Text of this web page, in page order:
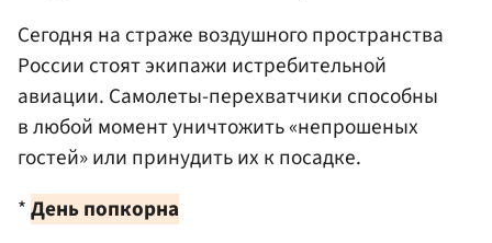
Сегодня на страже воздушного пространства
России стоят экипажи истребительной
авиации. Самолеты-перехватчики способны
в любой момент уничтожить «непрошеных
гостей» или принудить их к посадке.
*День попкорна